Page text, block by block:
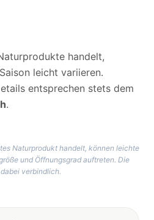
handelt,
leicht variieren.
entsprechen stets dem
.
Naturprodukt handelt, können leichte
und Öffnungsgrad auftreten. Die
verbindlich.